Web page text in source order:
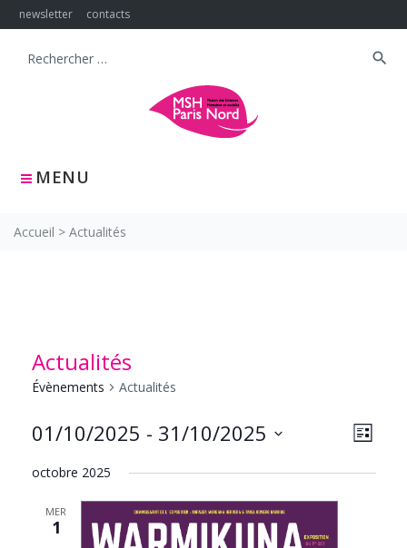
Skip
to
newsletter contacts
MENU
Search
search
Accueil > Actualités
Actualités
Évènements Actualités
PAR
de
vues
LISTE
01/10/2025 - 31/10/2025
une
octobre 2025
MER
1